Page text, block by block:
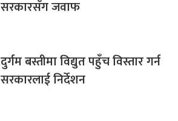
सरकारसँग जवाफ
दुर्गम बस्तीमा विद्युत पहुँच विस्तार गर्न
सरकारलाई निर्देशन